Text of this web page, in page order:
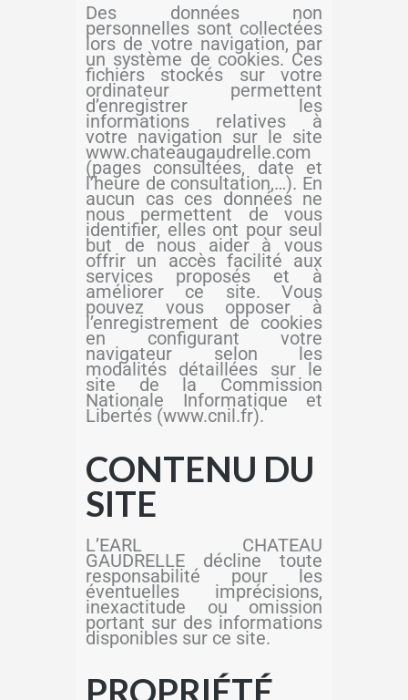
Des données non
personnelles sont collectées
lors de votre navigation, par
un système de cookies. Ces
fichiers stockés sur votre
ordinateur permettent
d’enregistrer les
informations relatives à
votre navigation sur le site
www.chateaugaudrelle.com
(pages consultées, date et
l’heure de consultation,…). En
aucun cas ces données ne
nous permettent de vous
identifier, elles ont pour seul
but de nous aider à vous
offrir un accès facilité aux
services proposés et à
améliorer ce site. Vous
pouvez vous opposer à
l’enregistrement de cookies
en configurant votre
navigateur selon les
modalités détaillées sur le
site de la Commission
Nationale Informatique et
Libertés (www.cnil.fr).
CONTENU DU
SITE
L’EARL CHATEAU
GAUDRELLE décline toute
responsabilité pour les
éventuelles imprécisions,
inexactitude ou omission
portant sur des informations
disponibles sur ce site.
PROPRIÉTÉ